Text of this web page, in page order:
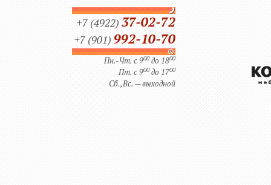
+7 (4922) 37-02-72
+7 (901) 992-10-70
Пн.-Чт. с 900до 1800
Пт. с 900до 1700
Сб.,Вс. — выходной